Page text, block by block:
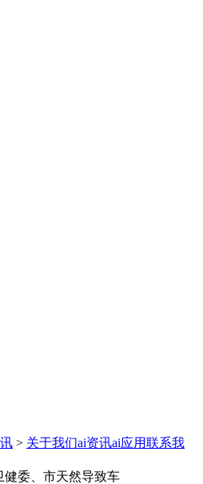
> 关于我们ai资讯ai应用联系我
健委、市天然导致车